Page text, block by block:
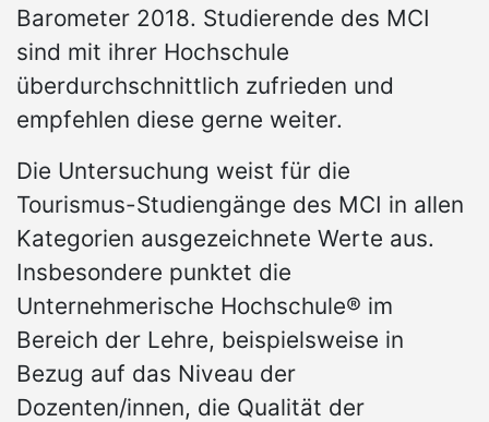
Barometer 2018. Studierende des MCI
sind mit ihrer Hochschule
überdurchschnittlich zufrieden und
empfehlen diese gerne weiter.
Die Untersuchung weist für die
Tourismus-Studiengänge des MCI in allen
Kategorien ausgezeichnete Werte aus.
Insbesondere punktet die
Unternehmerische Hochschule® im
Bereich der Lehre, beispielsweise in
Bezug auf das Niveau der
Dozenten/innen, die Qualität der